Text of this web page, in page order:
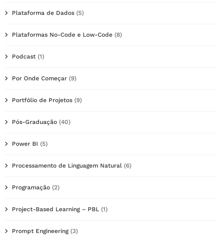
Plataforma de Dados (5)
Plataformas No-Code e Low-Code (8)
Podcast (1)
Por Onde Começar (9)
Portfólio de Projetos (9)
Pós-Graduação (40)
Power BI (5)
Processamento de Linguagem Natural (6)
Programação (2)
Project-Based Learning – PBL (1)
Prompt Engineering(3)